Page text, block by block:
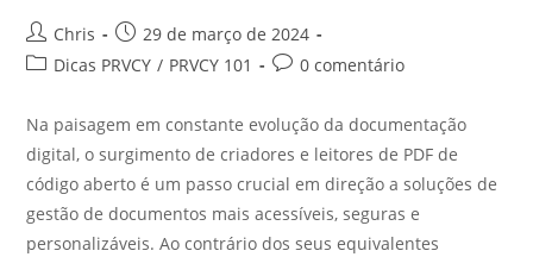
Chris
29 de março de 2024
Dicas PRVCY / PRVCY 101 0 comentário
Na paisagem em constante evolução da documentação
digital, o surgimento de criadores e leitores de PDF de
código aberto é um passo crucial em direção a soluções de
gestão de documentos mais acessíveis, seguras e
personalizáveis. Ao contrário dos seus equivalentes